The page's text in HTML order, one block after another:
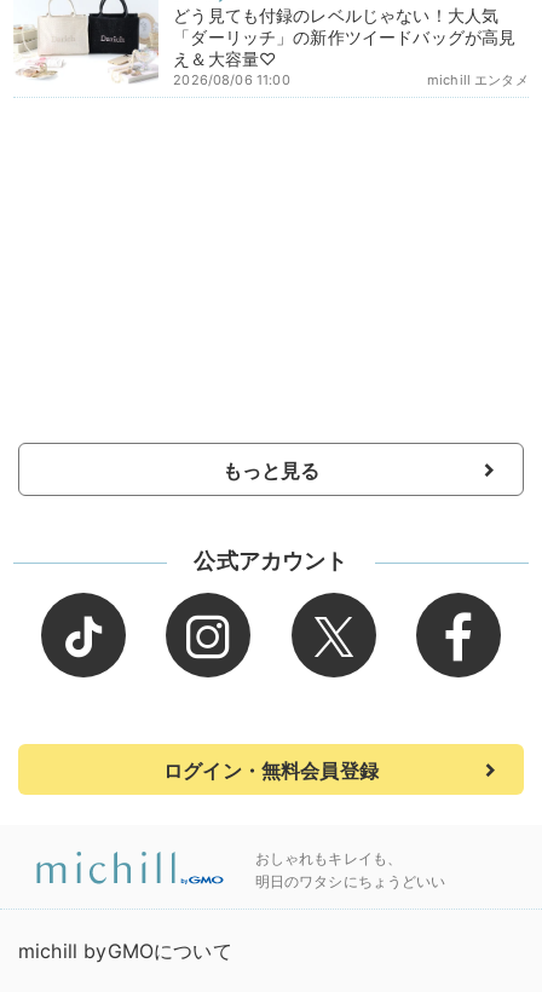
どう見ても付録のレベルじゃない！大人気
「ダーリッチ」の新作ツイードバッグが高見
え＆大容量♡
michill エンタメ
2026/08/06 11:00
もっと見る
公式アカウント
ログイン・無料会員登録
おしゃれもキレイも、
明日のワタシにちょうどいい
michill byGMOについて